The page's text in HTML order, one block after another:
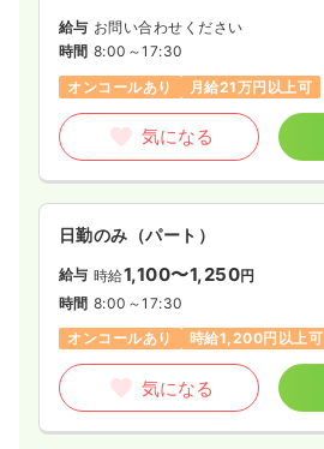
給与 お問い合わせください
時間 8:00～17:30
オンコールあり
月給21万円以上可
気になる
日勤のみ（パート）
給与 時給1,100〜1,250円
時間 8:00～17:30
オンコールあり
時給1,200円以上可
気になる